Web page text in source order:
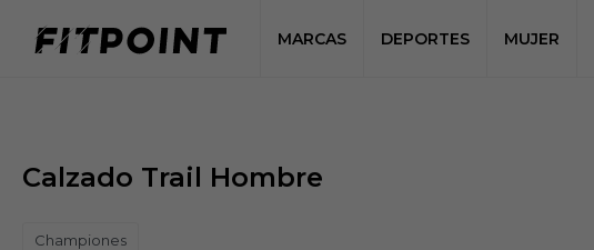
MARCAS DEPORTES MUJER
Calzado Trail Hombre
Championes